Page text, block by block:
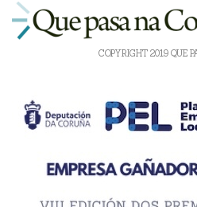
COPYRIGHT 2019 QUE